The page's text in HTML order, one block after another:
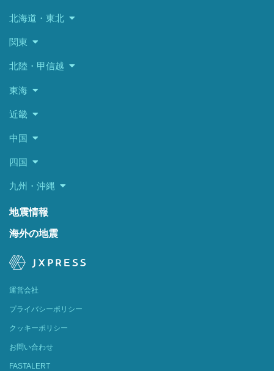
北海道・東北
関東
北陸・甲信越
東海
近畿
中国
四国
九州・沖縄
地震情報
海外の地震
運営会社
プライバシーポリシー
クッキーポリシー
お問い合わせ
FASTALERT